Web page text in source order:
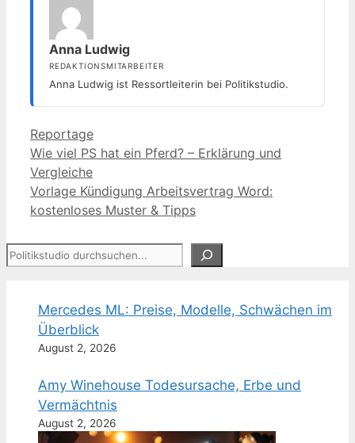
Anna Ludwig
REDAKTIONSMITARBEITER
Anna Ludwig ist Ressortleiterin bei Politikstudio.
Kategorien
Reportage
Wie viel PS hat ein Pferd? – Erklärung und
Vergleiche
Vorlage Kündigung Arbeitsvertrag Word:
kostenloses Muster & Tipps
Suchen
Mercedes ML: Preise, Modelle, Schwächen im
Überblick
August 2, 2026
Amy Winehouse Todesursache, Erbe und
Vermächtnis
August 2, 2026